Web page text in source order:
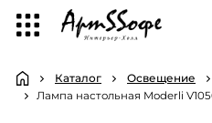
Каталог Освещение
Лампа настольная Moderli